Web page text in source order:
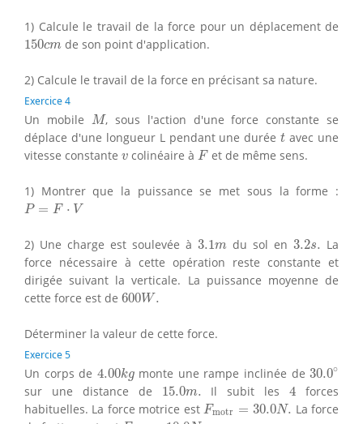
1) Calcule le travail de la force pour un déplacement de
150cm
150cmde son point d'application.
2) Calcule le travail de la force en précisant sa nature.
Exercice 4
Un mobile M
M, sous l'action d'une force constante se
déplace d'une longueur L pendant une duréet
t avec une
vitesse constante v
v colinéaire à F
Fet de même sens.
1) Montrer que la puissance se met sous la forme :
P = F ⋅ V
P= V
2) Une charge est soulevée à 3.1m
3.1m du sol en 3.2s.
3.2s
La
force nécessaire à cette opération reste constante et
dirigée suivant la verticale. La puissance moyenne de
cette force est de 600W.
600W
Déterminer la valeur de cette force.
Exercice 5
Un corps de 4.00kg
4.00kg
monte une rampe inclinée de30.0∘
30.0
sur une distance de 15.0m.
15.0m Il subit les4
4 forces
habituelles. La force motrice est Fmotr = 30.0N.
Fmotr 30.0N La force